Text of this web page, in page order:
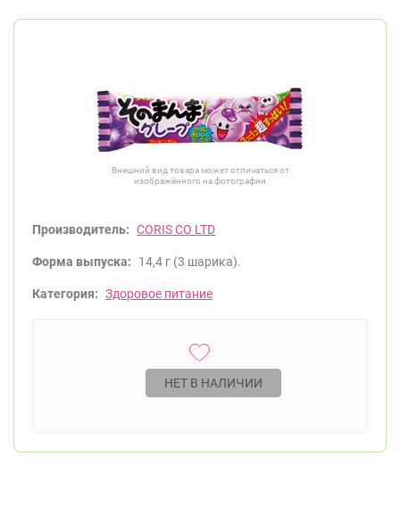
Внешний вид товара может отличаться от
изображённого на фотографии
Производитель: CORIS CO LTD
Форма выпуска: 14,4 г (3 шарика).
Категория: Здоровое питание
НЕТ В НАЛИЧИИ